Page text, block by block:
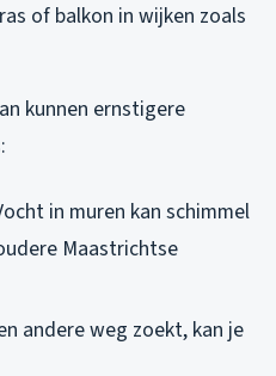
of balkon in wijken zoals
kunnen ernstigere
in muren kan schimmel
Maastrichtse
andere weg zoekt, kan je